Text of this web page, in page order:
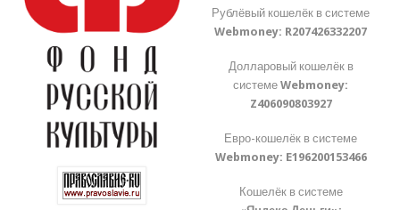
Рублёвый кошелёк в системе
Webmoney: R207426332207
Долларовый кошелёк в
системеWebmoney:
Z406090803927
Евро-кошелёк в системе
Webmoney: E196200153466
Кошелёк в системе